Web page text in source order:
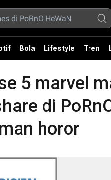
Bola Lifestyle Tren
5 marvel
di
horor